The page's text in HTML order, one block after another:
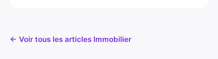
← Voir tous les articles Immobilier